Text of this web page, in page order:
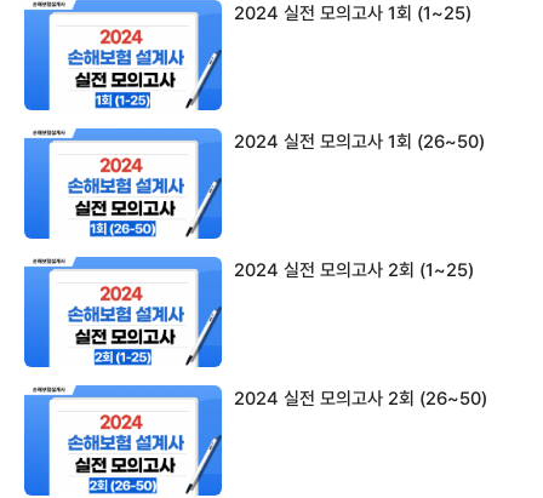
2024 실전 모의고사 1회 (1~25)
2024 실전 모의고사 1회 (26~50)
2024 실전 모의고사 2회 (1~25)
2024 실전 모의고사 2회 (26~50)